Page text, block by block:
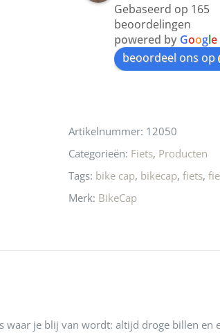
Gebaseerd op 165
beoordelingen
powered by Google
beoordeel ons op
en gezellig
Waarom in hemelsnaam
de woonwinkel op de
klippen  laten lopen?
moeten nu de design
Artikelnummer: 12050
Categorieën: Fiets, Producten
Tags: bike cap, bikecap, fiets,
Merk: BikeCap
waar je blij van wordt: altijd droge billen en